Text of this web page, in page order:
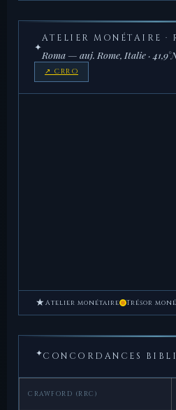
3,87 g
✦
ATELIER MONÉTAIRE ·
Roma — auj. Rome, Italie ·
↗ CRRO
★ Atelier monétaire Trésor
✦CONCORDANCES
CRAWFORD (RRC)